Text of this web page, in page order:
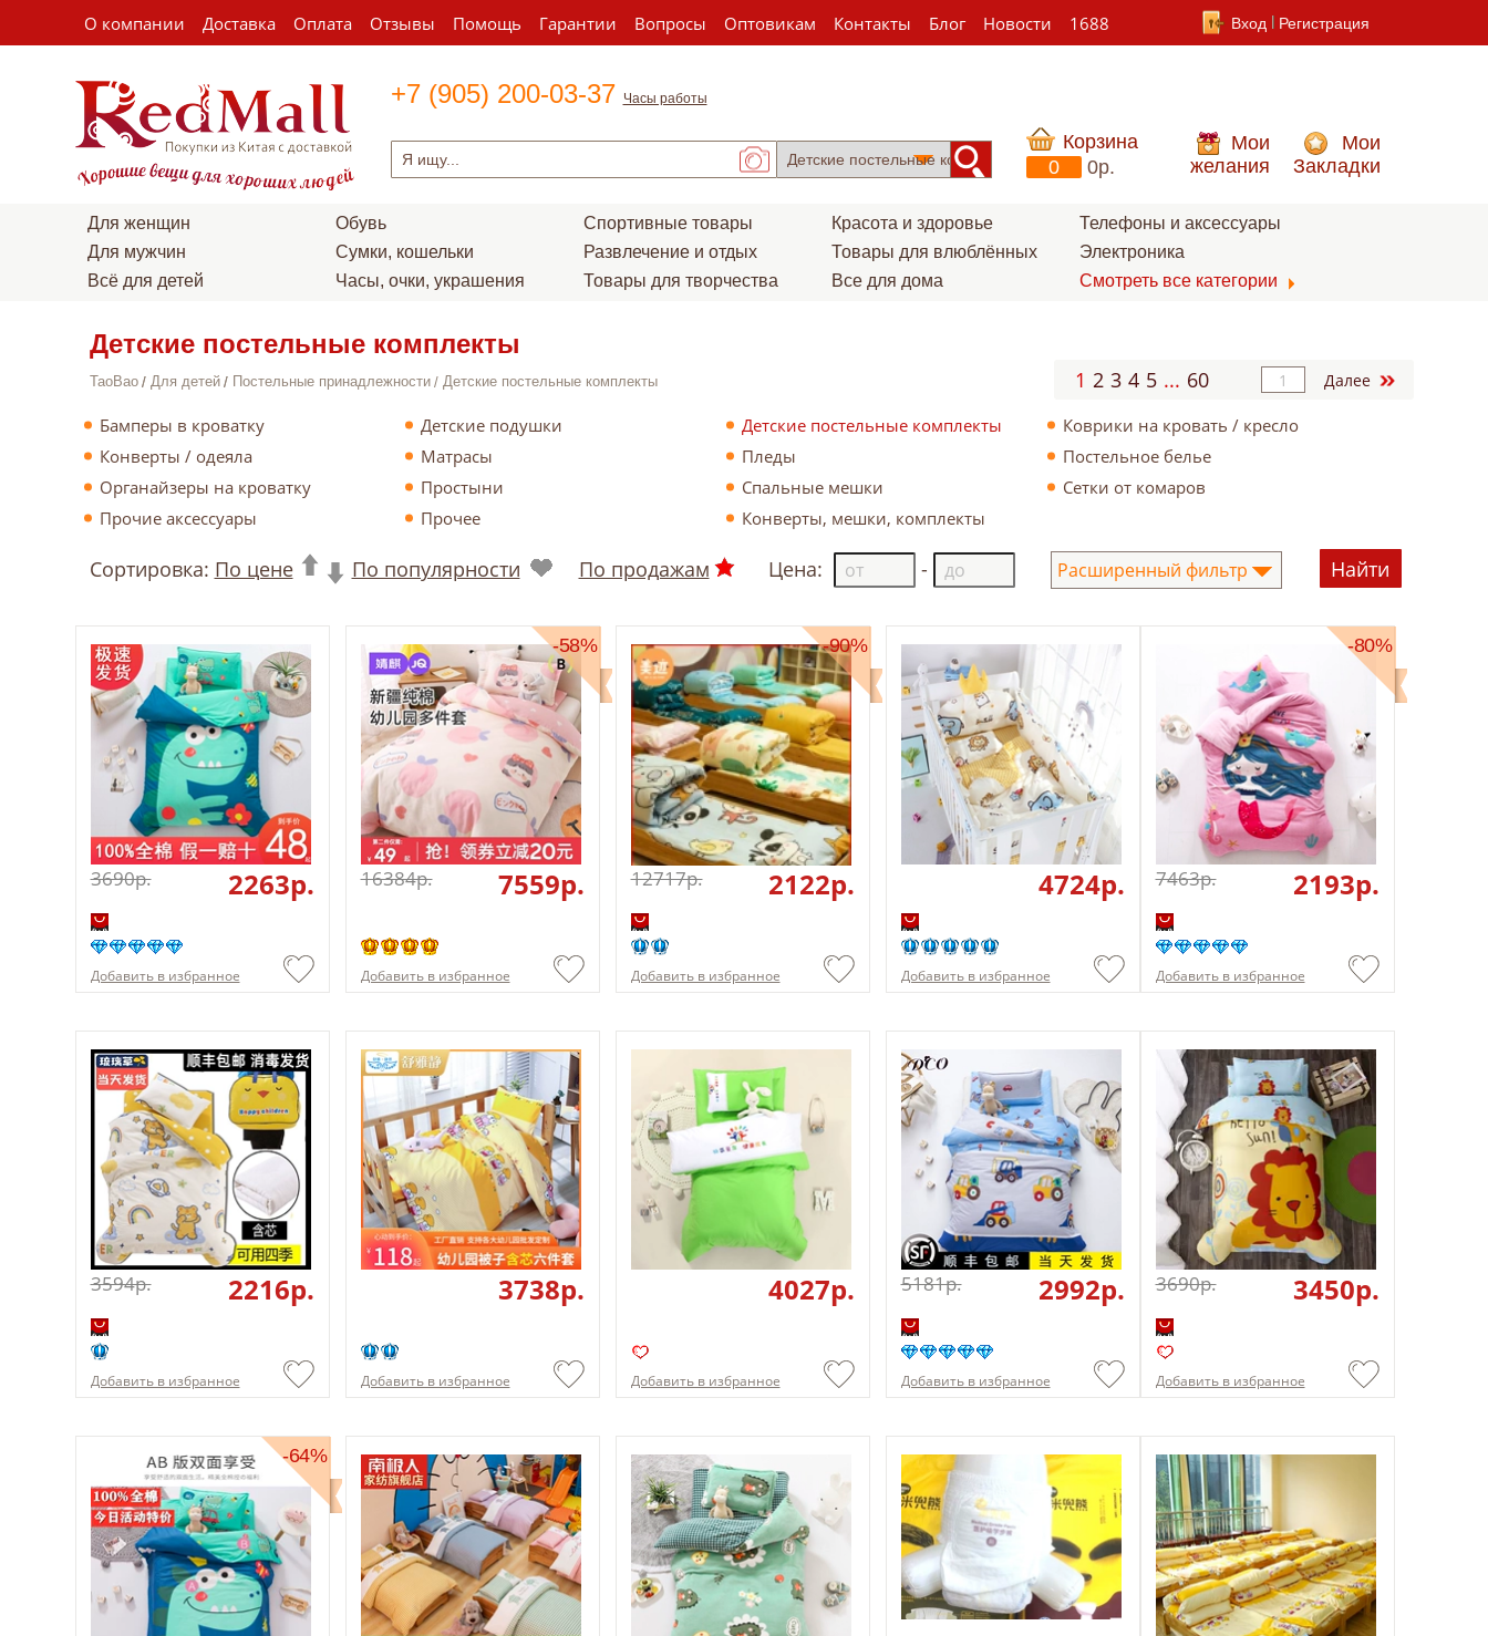
О компании Доставка Оплата Отзывы Помощь Гарантии Вопросы Оптовикам Контакты Блог Новости 1688 Вход Регистрация
+7 (905) 200-03-37 Часы работы
Корзина
0
0p.
Мои
желания
Мои
Закладки
Для женщин
Для мужчин
Всё для детей
Обувь
Сумки, кошельки
Часы, очки, украшения
Спортивные товары
Развлечение и отдых
Товары для творчества
Красота и здоровье
Товары для влюблённых
Все для дома
Телефоны и аксессуары
Электроника
Смотреть все категории
Детские постельные комплекты
TaoBao Для детей Постельные принадлежности Детские постельные комплекты 1 2 3 4 5 ... 60 Далее
Бамперы в кроватку Детские подушки Детские постельные комплекты
Коврики на кровать / кресло
Конверты / одеяла
Матрасы Пледы
Постельное белье
Органайзеры на кроватку
Простыни Спальные мешки
Сетки от комаров
Прочие аксессуары
Прочее Конверты, мешки, комплекты
Сортировка: По цене По популярности По продажам Цена: - Расширенный фильтр
3690p. 2263p.
Добавить в избранное
-58%
16384p. 7559p.
Добавить в избранное
-90%
12717p. 2122p.
Добавить в избранное
4724p.
Добавить в избранное
-80%
7463p. 2193p.
Добавить в избранное
3594p. 2216p.
Добавить в избранное
3738p.
Добавить в избранное
4027p.
Добавить в избранное
5181p. 2992p.
Добавить в избранное
3690p. 3450p.
Добавить в избранное
-64%